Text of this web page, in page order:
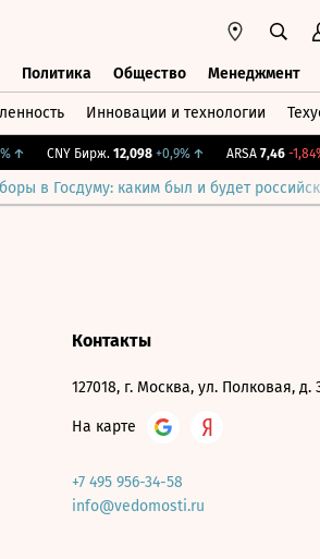
Политика Общество Менеджмент
Инновации и технологии
↑ CNY Бирж. 12,098 +0,9%↑ ARSA 7,46 -1,84%
в Госдуму: каким был и будет
Контакты
127018, г. Москва, ул. Полковая, д.
На карте
+7 495 956-34-58
info@vedomosti.ru